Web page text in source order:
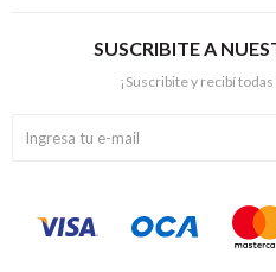
SUSCRIBITE A
¡Suscribite y recibí